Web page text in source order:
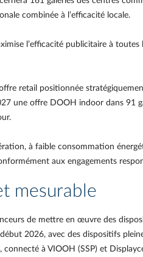
combinée à l’efficacité locale.
l’efficacité publicitaire à toutes
retail positionnée
une offre DOOH indoor dans 91
à faible consommation
aux engagements
mesurable
de mettre en œuvre des
2026, avec des dispositifs
à VIOOH (SSP) et